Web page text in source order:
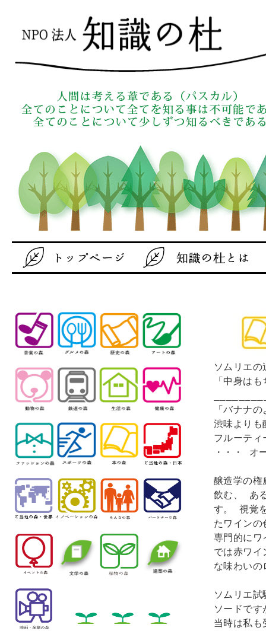
ソムリエの
「中身は
「バナナ
渋味よりも
フルーティ
・・・ オ
醸造学の権
飲む、 あ
す。 視覚
たワイン
専門的に
では赤ワ
な味わい
ソムリエ
ソードで
当時は私